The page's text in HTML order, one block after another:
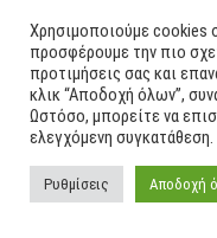
Χρησιμοποιούμε cookies
προσφέρουμε την πιο
προτιμήσεις σας και
κλικ “Αποδοχή όλων”,
Ωστόσο, μπορείτε να
ελεγχόμενη συγκατάθεση.
Ρυθμίσεις Αποδοχή